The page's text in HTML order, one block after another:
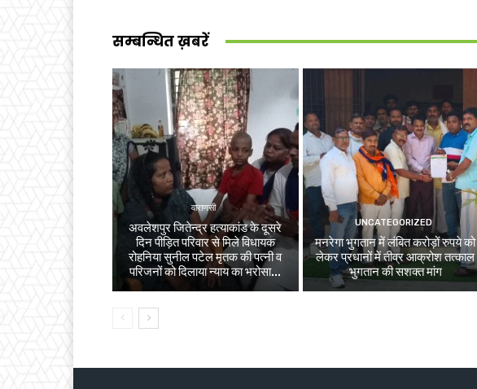
सम्बन्धित ख़बरें
वाराणसी
अवलेशपुर जितेन्द्र हत्याकांड के दूसरे
दिन पीड़ित परिवार से मिले विधायक
रोहनिया सुनील पटेल मृतक की पत्नी व
परिजनों को दिलाया न्याय का भरोसा...
UNCATEGORIZED
मनरेगा भुगतान में लंबित करोड़ों रुपये को
लेकर प्रधानों में तीव्र आक्रोश तत्काल
भुगतान की सशक्त मांग